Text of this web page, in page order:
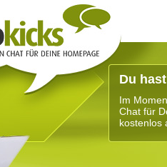
Du
Im
Chat für
kostenlos